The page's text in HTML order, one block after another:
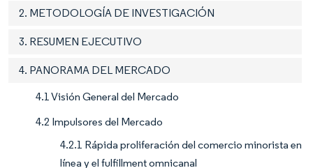
2. METODOLOGÍA DE INVESTIGACIÓN
3. RESUMEN EJECUTIVO
4. PANORAMA DEL MERCADO
4.1 Visión General del Mercado
4.2 Impulsores del Mercado
4.2.1 Rápida proliferación del comercio minorista en
línea y el fulfillment omnicanal